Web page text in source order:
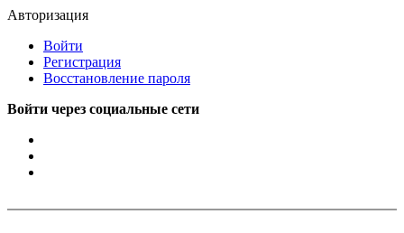
Авторизация
Войти
Регистрация
Восстановление пароля
Войти через социальные сети